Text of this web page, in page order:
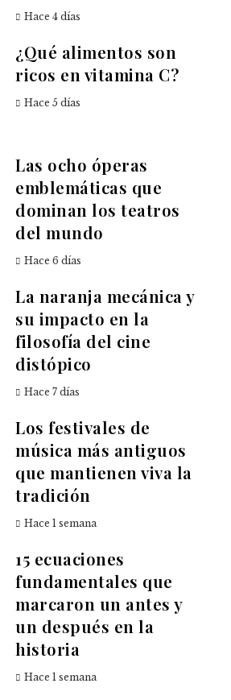
Hace 4 días
¿Qué alimentos son
ricos en vitamina C?
Hace 5 días
Las ocho óperas
emblemáticas que
dominan los teatros
del mundo
Hace 6 días
La naranja mecánica y
su impacto en la
filosofía del cine
distópico
Hace 7 días
Los festivales de
música más antiguos
que mantienen viva la
tradición
Hace 1 semana
15 ecuaciones
fundamentales que
marcaron un antes y
un después en la
historia
Hace 1 semana